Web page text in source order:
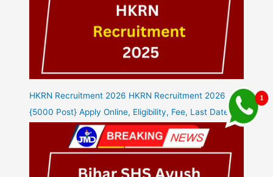
HKRN Recruitment 2026 HKRN Recruitment 2026
{5000 Post} Apply Online, Eligibility, Fee, Last Date